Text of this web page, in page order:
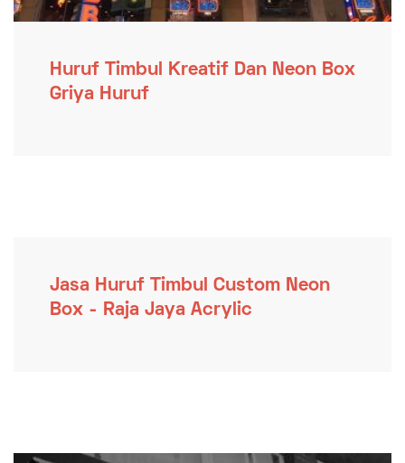
Huruf Timbul Kreatif Dan Neon Box
Griya Huruf
Jasa Huruf Timbul Custom Neon
Box - Raja Jaya Acrylic